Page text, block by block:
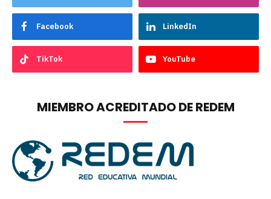
Facebook LinkedIn
TikTok YouTube
MIEMBRO ACREDITADO DE REDEM